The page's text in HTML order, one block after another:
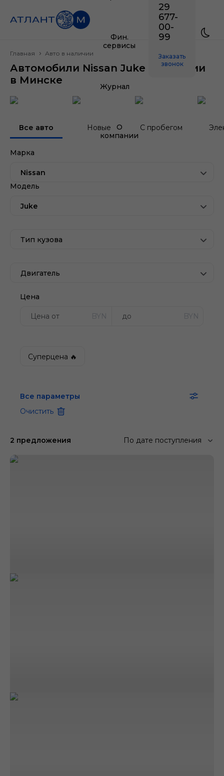
Фин.
сервисы
Журнал
О
компании
29
677-
00-
99
Заказать
звонок
Главная Авто в наличии
Автомобили Nissan Juke в наличии
в Минске
Все авто Новые С пробегом
Марка
Nissan
Модель
Juke
Тип кузова
Двигатель
Цена
BYN BYN
Суперцена 🔥
Все параметры
Очистить
2 предложения По дате поступления